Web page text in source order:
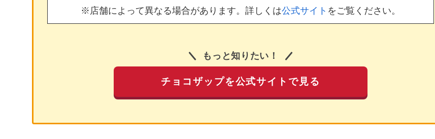
※店舗によって異なる場合があります。詳しくは公式サイト をご覧ください。
もっと知りたい！
チョコザップを公式サイトで見る